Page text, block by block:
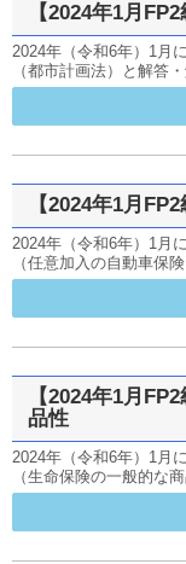
【2024年1月
2024年（令和6年）1月
（都市計画法）と解答・
【2024年1月
2024年（令和6年）1月
（任意加入の自動車保
【2024年1月
品性
2024年（令和6年）1月
（生命保険の一般的な